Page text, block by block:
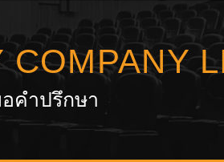
COMPANY
คำปรึกษา